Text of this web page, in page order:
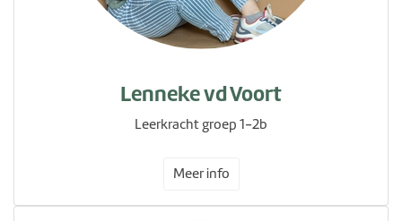
Lenneke vd Voort
Leerkracht groep 1-2b
Meer info